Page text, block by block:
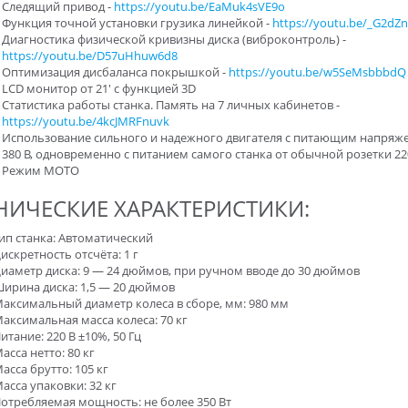
Следящий привод - https://youtu.be/EaMuk4sVE9o
Функция точной установки грузика линейкой - https://youtu.be/
Диагностика физической кривизны диска (виброконтроль) -
https://youtu.be/D57uHhuw6d8
Оптимизация дисбаланса покрышкой - https://youtu.be/w5SeMsbbbdQ
LCD монитор от 21' с функцией 3D
Статистика работы станка. Память на 7 личных кабинетов -
https://youtu.be/4kcJMRFnuvk
Использование сильного и надежного двигателя с питающим
380 В, одновременно с питанием самого станка от обычной розетки
Режим МОТО
ХАРАКТЕРИСТИКИ:
станка: Автоматический
отсчёта: 1 г
диска: 9 — 24 дюймов, при ручном вводе до 30 дюймов
диска: 1,5 — 20 дюймов
диаметр колеса в сборе, мм: 980 мм
масса колеса: 70 кг
220 В ±10%, 50 Гц
нетто: 80 кг
брутто: 105 кг
упаковки: 32 кг
мощность: не более 350 Вт